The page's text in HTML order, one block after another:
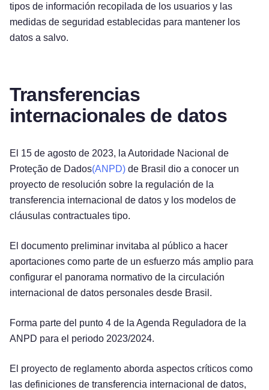
tipos de información recopilada de los usuarios y las
medidas de seguridad establecidas para mantener los
datos a salvo.
Transferencias
internacionales de datos
El 15 de agosto de 2023, la Autoridade Nacional de
Proteção de Dados(ANPD) de Brasil dio a conocer un
proyecto de resolución sobre la regulación de la
transferencia internacional de datos y los modelos de
cláusulas contractuales tipo.
El documento preliminar invitaba al público a hacer
aportaciones como parte de un esfuerzo más amplio para
configurar el panorama normativo de la circulación
internacional de datos personales desde Brasil.
Forma parte del punto 4 de la Agenda Reguladora de la
ANPD para el periodo 2023/2024.
El proyecto de reglamento aborda aspectos críticos como
las definiciones de transferencia internacional de datos,